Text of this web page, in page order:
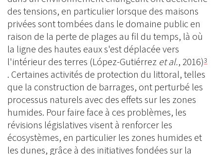
des tensions, en particulier lorsque des maisons
privées sont tombées dans le domaine public en
raison de la perte de plages au fil du temps, là où
la ligne des hautes eaux s'est déplacée vers
l'intérieur des terres (López-Gutiérrez et al., 2016)3
. Certaines activités de protection du littoral, telles
que la construction de barrages, ont perturbé les
processus naturels avec des effets sur les zones
humides. Pour faire face à ces problèmes, les
révisions législatives visent à renforcer les
écosystèmes, en particulier les zones humides et
les dunes, grâce à des initiatives fondées sur la